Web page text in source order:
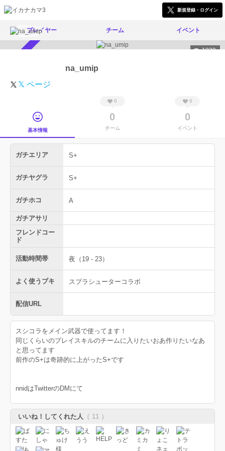
新規登録・ログイン
プレイヤー チーム イベント
1039
na_umip
𝕏 ページ
基本情報
0
0
チーム
0
0
イベント
ガチエリア S+
ガチヤグラ S+
ガチホコ A
ガチアサリ
フレンドコー
ド
活動時間帯 夜（19 - 23）
よく使うブキ スプラシューターコラボ
配信URL
スシコラをメイン武器で使ってます！
同じくらいのプレイスキルのチームに入りたいおあ作りたいなあ
と思ってます
前作のS+は奇跡的に上がったS+です
nnidはTwitterのDMにて
いいね！してくれた人 （ 11 ）